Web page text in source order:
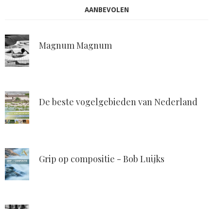
AANBEVOLEN
Magnum Magnum
De beste vogelgebieden van Nederland
Grip op compositie - Bob Luijks